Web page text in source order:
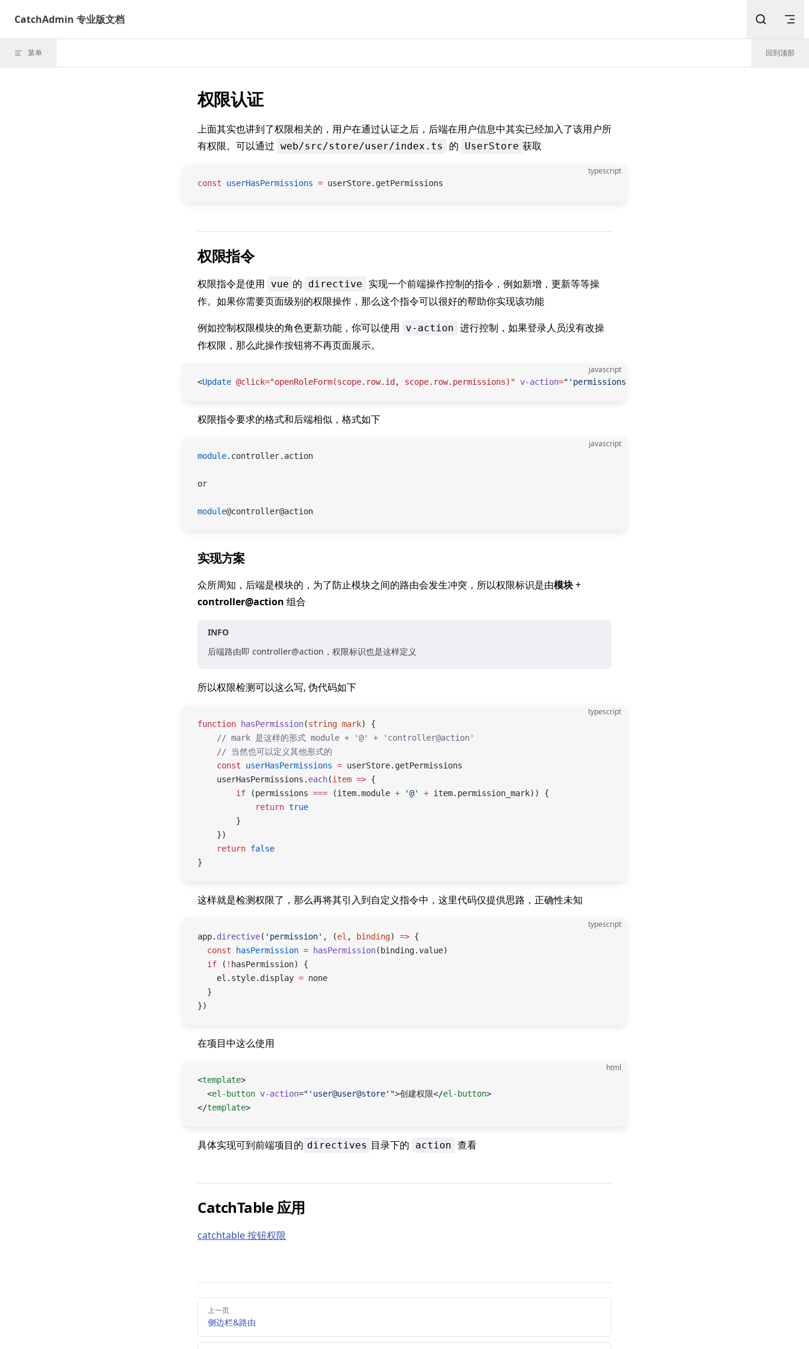
Skip to content
CatchAdmin 专业版文档
菜单 回到顶部
权限认证
上面其实也讲到了权限相关的，用户在通过认证之后，后端在用户信息中其实已经加入了该用户所
有权限。可以通过 web/src/store/user/index.ts 的 UserStore 获取
typescript
const userHasPermissions = userStore.getPermissions
权限指令
权限指令是使用 vue 的 directive
实现一个前端操作控制的指令，例如新增，更新等等操
作。如果你需要页面级别的权限操作，那么这个指令可以很好的帮助你实现该功能
例如控制权限模块的角色更新功能，你可以使用
v-action 进行控制，如果登录人员没有改操
作权限，那么此操作按钮将不再页面展示。
javascript
<Update @click="openRoleForm(scope.row.id, scope.row.permissions)" v-action="'permissions.role.update'"
权限指令要求的格式和后端相似，格式如下
javascript
module.controller.action
or
module@controller@action
实现方案
众所周知，后端是模块的，为了防止模块之间的路由会发生冲突，所以权限标识是由模块+
controller@action 组合
INFO
后端路由即 controller@action，权限标识也是这样定义
所以权限检测可以这么写, 伪代码如下
typescript
function hasPermission(string mark) {
    // mark 是这样的形式 module + '@' + 'controller@action'
    // 当然也可以定义其他形式的
    const
userHasPermissions = userStore.getPermissions
    userHasPermissions.
each(item => {
        if
(permissions === (item.module + '@' + item.permission_mark)) {
            return
true
        }
    })
    return
false
}
这样就是检测权限了，那么再将其引入到自定义指令中，这里代码仅提供思路，正确性未知
typescript
app. directive( 'permission' , (el , binding) => {
  const
hasPermission = hasPermission(binding.value)
  if
( ! hasPermission) {
    el.style.display
= none
  }
})
在项目中这么使用
html
<template>
  <
el-button v-action="'user@user@store'">创建权限</el-button>
</template>
具体实现可到前端项目的 directives 目录下的 action 查看
CatchTable 应用
catchtable 按钮权限
Pager
上一页
侧边栏&路由